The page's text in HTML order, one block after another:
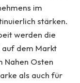
im
stärken.
werden die
auf dem Markt
Nahen Osten
als auch für